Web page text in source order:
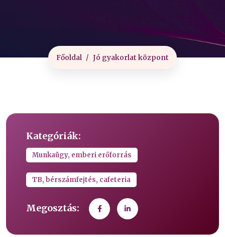
Főoldal Jó gyakorlat központ
Kategóriák:
Munkaügy, emberi erőforrás
TB, bérszámfejtés, cafeteria
Megosztás: